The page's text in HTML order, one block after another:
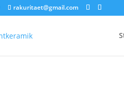
rakuritaet@gmail.com